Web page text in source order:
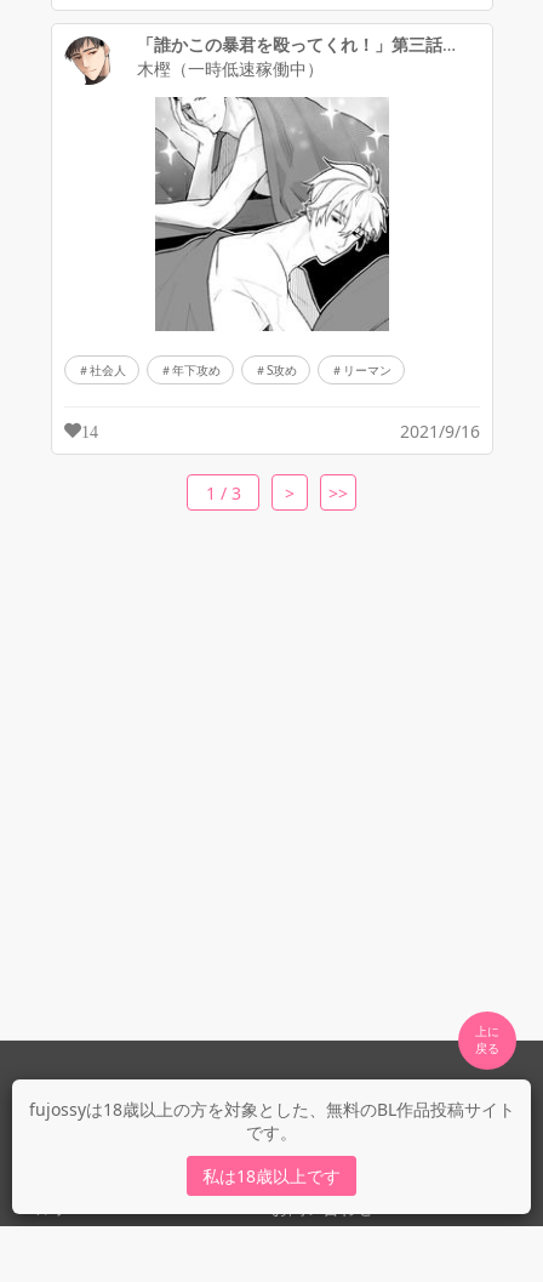
fujossyは18歳以上の方を対象とした、無料のBL作品投稿サイト
です。
私は18歳以上です
「誰かこの暴君を殴ってくれ！」第三話・最終ページ挿絵
木樫（一時低速稼働中）
社会人 年下攻め S攻め リーマン
14 2021/9/16
1 / 3 > >>
上に
fujossyについて
fujossy運営ブログ